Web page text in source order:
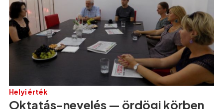
Helyi érték
Oktatás-nevelés — ördögi körben